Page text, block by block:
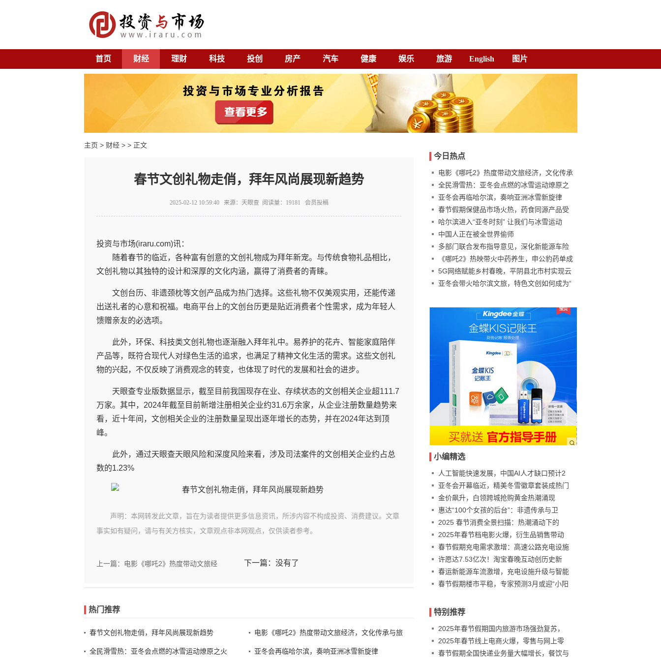
首页 财经 理财 科技 投创 房产 汽车 健康 娱乐 旅游 English 图片
主页 > 财经 > > 正文
春节文创礼物走俏，拜年风尚展现新趋势
2025-02-12 10:59:40 来源：天眼查 阅读量：19181 会员投稿
投资与市场(iraru.com)讯：
随着春节的临近，各种富有创意的文创礼物成为拜年新宠。与传统食物礼品相比，
文创礼物以其独特的设计和深厚的文化内涵，赢得了消费者的青睐。
文创台历、非遗颈枕等文创产品成为热门选择。这些礼物不仅美观实用，还能传递
出送礼者的心意和祝福。电商平台上的文创台历更是贴近消费者个性需求，成为年轻人
馈赠亲友的必选项。
此外，环保、科技类文创礼物也逐渐融入拜年礼中。易养护的花卉、智能家庭陪伴
产品等，既符合现代人对绿色生活的追求，也满足了精神文化生活的需求。这些文创礼
物的兴起，不仅反映了消费观念的转变，也体现了时代的发展和社会的进步。
天眼查专业版数据显示，截至目前我国现存在业、存续状态的文创相关企业超111.7
万家。其中，2024年截至目前新增注册相关企业约31.6万余家，从企业注册数量趋势来
看，近十年间，文创相关企业的注册数量呈现出逐年增长的态势，并在2024年达到顶
峰。
此外，通过天眼查天眼风险和深度风险来看，涉及司法案件的文创相关企业约占总
数的1.23%
声明：本网转发此文章，旨在为读者提供更多信息资讯，所涉内容不构成投资、消费建议。文章
事实如有疑问，请与有关方核实，文章观点非本网观点，仅供读者参考。
上一篇：电影《哪吒2》热度带动文旅经 下一篇：没有了
热门推荐
春节文创礼物走俏，拜年风尚展现新趋势 电影《哪吒2》热度带动文旅经济，文化传承与旅
全民滑雪热：亚冬会点燃的冰雪运动燎原之火 亚冬会再临哈尔滨，奏响亚洲冰雪新旋律
今日热点
电影《哪吒2》热度带动文旅经济，文化传承
全民滑雪热：亚冬会点燃的冰雪运动燎原之
火 亚冬会再临哈尔滨，奏响亚洲冰雪新旋律
春节假期保健品市场火热，药食同源产品受
追 哈尔滨进入“亚冬时刻” 让我们与冰雪运动
中国人正在被全世界偷师
多部门联合发布指导意见，深化新能源车险
改
《哪吒2》热映带火中药养生，申公豹药单成
5G网络赋能乡村春晚，平阴县北市村实现云
亚冬会带火哈尔滨文旅，特色文创如何成为“
小编精选
人工智能快速发展，中国AI人才缺口预计2
亚冬会开幕临近，精美冬雪徽章套装成热门
文 金价飙升，白领跨城抢购黄金热潮涌现
惠达“100个女孩的后台”：非遗传承与卫
2025 春节消费全景扫描：热潮涌动下的
2025年春节档电影火爆，衍生品销售带动
春节假期充电需求激增：高速公路充电设施
利 许愿达7.53亿次！淘宝春晚互动创历史新
春运新能源车流激增，充电设施升级与智能
管 春节假期楼市平稳，专家预测3月或迎“小阳
特别推荐
2025年春节假期国内旅游市场强劲复苏，
2025年春节线上电商火爆，零售与网上零
春节假期全国快递业务量大幅增长，餐饮与